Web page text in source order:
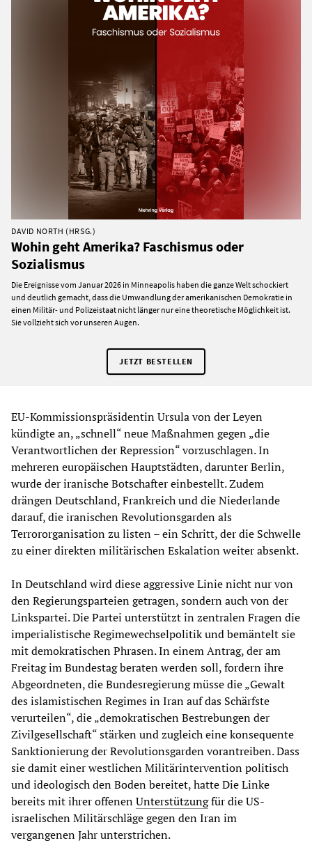
DAVID NORTH (HRSG.)
Wohin geht Amerika? Faschismus oder
Sozialismus
Die Ereignisse vom Januar 2026 in Minneapolis haben die ganze Welt schockiert
und deutlich gemacht, dass die Umwandlung der amerikanischen Demokratie in
einen Militär- und Polizeistaat nicht länger nur eine theoretische Möglichkeit ist.
Sie vollzieht sich vor unseren Augen.
JETZT BESTELLEN
EU-Kommissionspräsidentin Ursula von der Leyen
kündigte an, „schnell“ neue Maßnahmen gegen „die
Verantwortlichen der Repression“ vorzuschlagen. In
mehreren europäischen Hauptstädten, darunter Berlin,
wurde der iranische Botschafter einbestellt. Zudem
drängen Deutschland, Frankreich und die Niederlande
darauf, die iranischen Revolutionsgarden als
Terrororganisation zu listen – ein Schritt, der die Schwelle
zu einer direkten militärischen Eskalation weiter absenkt.
In Deutschland wird diese aggressive Linie nicht nur von
den Regierungsparteien getragen, sondern auch von der
Linkspartei. Die Partei unterstützt in zentralen Fragen die
imperialistische Regimewechselpolitik und bemäntelt sie
mit demokratischen Phrasen. In einem Antrag, der am
Freitag im Bundestag beraten werden soll, fordern ihre
Abgeordneten, die Bundesregierung müsse die „Gewalt
des islamistischen Regimes in Iran auf das Schärfste
verurteilen“, die „demokratischen Bestrebungen der
Zivilgesellschaft“ stärken und zugleich eine konsequente
Sanktionierung der Revolutionsgarden vorantreiben. Dass
sie damit einer westlichen Militärintervention politisch
und ideologisch den Boden bereitet, hatte Die Linke
bereits mit ihrer offenenUnterstützungfür die US-
israelischen Militärschläge gegen den Iran im
vergangenen Jahr unterstrichen.